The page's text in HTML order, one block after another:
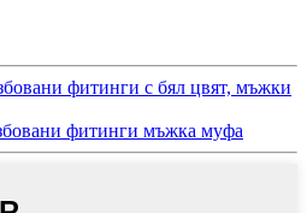
фитинги с бял цвят, мъжки
фитинги мъжка муфа